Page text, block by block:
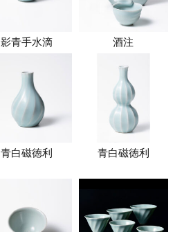
影青手水滴 酒注
青白磁徳利 青白磁徳利